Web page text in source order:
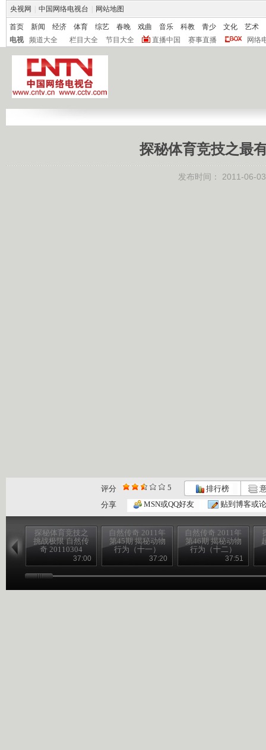
央视网 中国网络电视台 网站地图
首页 新闻 经济 体育 综艺 春晚 戏曲 音乐 科教 青少 文化
艺术
电视
频道大全 栏目大全 节目大全 直播中国 赛事直播 网络
探秘体育竞技之最
发布时间： 2011-06-
评分 5 排行榜
分享
MSN或QQ好友 贴到博客或
探秘体育竞技之
挑战极限 自然传
奇 20110304
37:00
自然传奇 2011年
第45期 揭秘动物
行为（十一）
37:20
自然传奇 2011年
第46期 揭秘动物
行为（十二）
37:51